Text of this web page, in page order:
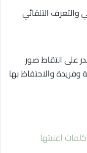
والتعرف التلقائي
على التقاط صور
وفريدة والاحتفاظ بها
اغنيتها